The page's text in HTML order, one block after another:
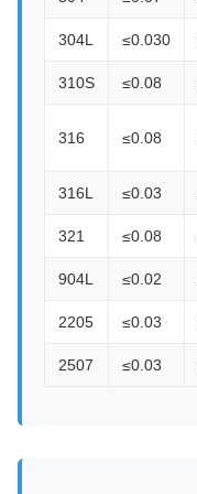
304L ≤0.030
310S ≤0.08
316 ≤0.08
316L ≤0.03
321 ≤0.08
904L ≤0.02
2205 ≤0.03
2507 ≤0.03